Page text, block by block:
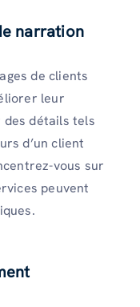
narration
de clients
leur
des détails tels
d’un client
vous sur
peuvent